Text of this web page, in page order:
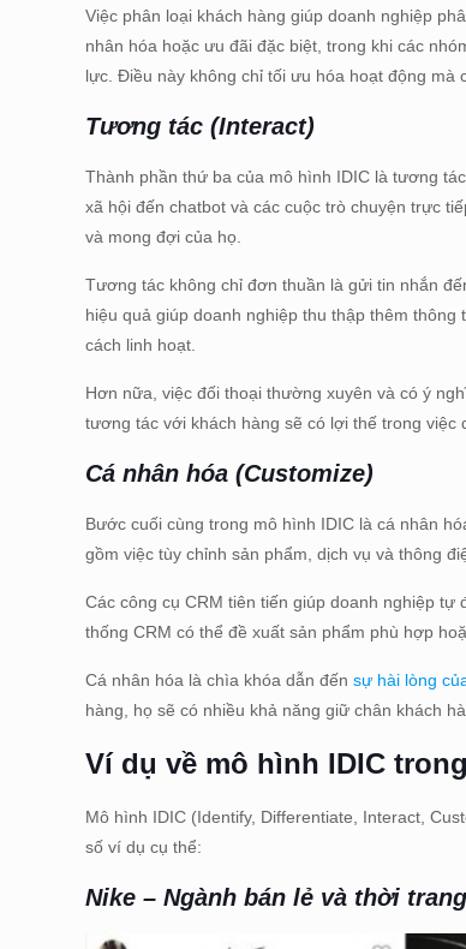
Việc phân loại khách hàng giúp doanh nghiệp
nhân hóa hoặc ưu đãi đặc biệt, trong khi các
lực. Điều này không chỉ tối ưu hóa hoạt động mà
Tương tác (Interact)
Thành phần thứ ba của mô hình IDIC là tương
xã hội đến chatbot và các cuộc trò chuyện trực
và mong đợi của họ.
Tương tác không chỉ đơn thuần là gửi tin nhắn
hiệu quả giúp doanh nghiệp thu thập thêm
cách linh hoạt.
Hơn nữa, việc đối thoại thường xuyên và có ý
tương tác với khách hàng sẽ có lợi thế trong
Cá nhân hóa (Customize)
Bước cuối cùng trong mô hình IDIC là cá nhân
gồm việc tùy chỉnh sản phẩm, dịch vụ và thông
Các công cụ CRM tiên tiến giúp doanh nghiệp
thống CRM có thể đề xuất sản phẩm phù hợp
Cá nhân hóa là chìa khóa dẫn đếnsự hài lòng
hàng, họ sẽ có nhiều khả năng giữ chân khách
Ví dụ về mô hình IDIC
Mô hình IDIC (Identify, Differentiate, Interact,
số ví dụ cụ thể:
Nike – Ngành bán lẻ và thời